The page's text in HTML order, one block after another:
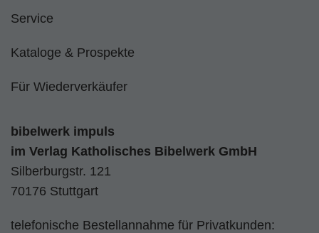
Service
Kataloge & Prospekte
Für Wiederverkäufer
bibelwerk impuls
im Verlag Katholisches Bibelwerk GmbH
Silberburgstr. 121
70176 Stuttgart
telefonische Bestellannahme für Privatkunden: